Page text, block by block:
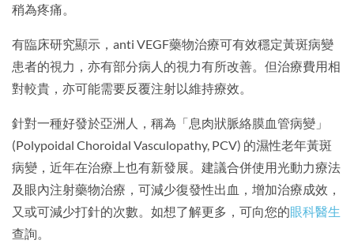
稍為疼痛。
有臨床研究顯示，anti VEGF藥物治療可有效穩定黃斑病變
患者的視力，亦有部分病人的視力有所改善。但治療費用相
對較貴，亦可能需要反覆注射以維持療效。
針對一種好發於亞洲人，稱為「息肉狀脈絡膜血管病變」
(Polypoidal Choroidal Vasculopathy, PCV) 的濕性老年黃斑
病變，近年在治療上也有新發展。建議合併使用光動力療法
及眼內注射藥物治療，可減少復發性出血，增加治療成效，
又或可減少打針的次數。如想了解更多，可向您的眼科醫生
查詢。